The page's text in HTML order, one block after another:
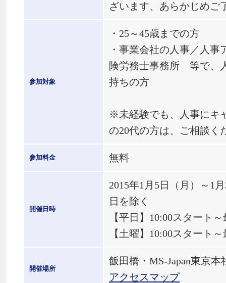
ざいます、あらかじめご
参加対象
・25～45歳までの方
・事業会社の人事／人
険労務士事務所 等で、
持ちの方
※未経験でも、人事にキ
の20代の方は、ご相談く
参加料金 無料
開催日時
2015年1月5日（月）～
日を除く
【平日】10:00スタート
【土曜】10:00スタート
開催場所
飯田橋・MS-Japan東京本
アクセスマップ